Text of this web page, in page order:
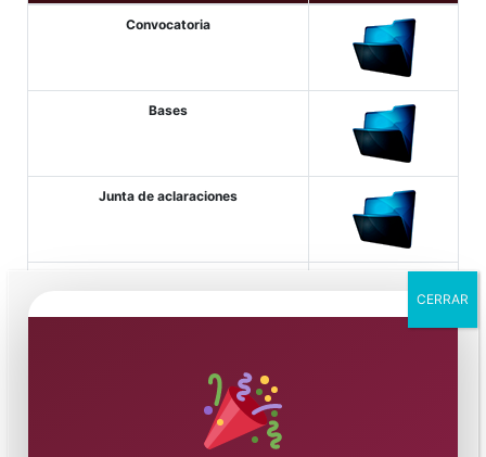
Convocatoria
Bases
Junta de aclaraciones
CERRAR